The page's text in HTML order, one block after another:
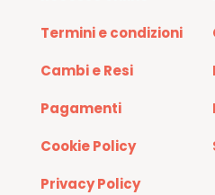
Termini e condizioni
Cambi e Resi
Pagamenti
Cookie Policy
Privacy Policy